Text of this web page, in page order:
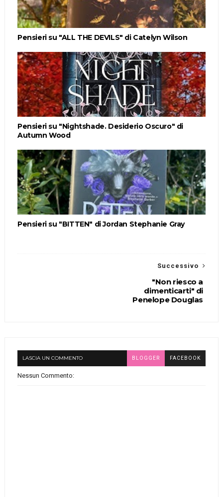
Pensieri su "ALL THE DEVILS" di Catelyn Wilson
Pensieri su "Nightshade. Desiderio Oscuro" di
Autumn Wood
Pensieri su "BITTEN" di Jordan Stephanie Gray
Successivo
"Non riesco a
dimenticarti" di
Penelope Douglas
LASCIA UN COMMENTO BLOGGER FACEBOOK
Nessun Commento: